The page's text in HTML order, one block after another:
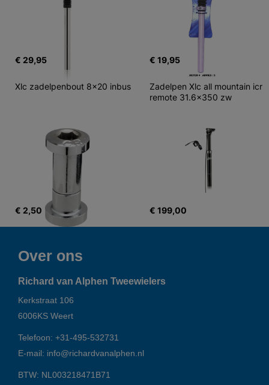
€ 29,95 € 19,95
Xlc zadelpenbout 8x20 inbus
€ 2,50
Zadelpen Xlc all mountain icr
remote 31.6x350 zw
€ 199,00
Over ons
Richard van Alphen Tweewielers
Kerkstraat 106
6006KS Weert
Telefoon: +31-495-532731
E-mail: info@richardvanalphen.nl
BTW: NL003218471B71